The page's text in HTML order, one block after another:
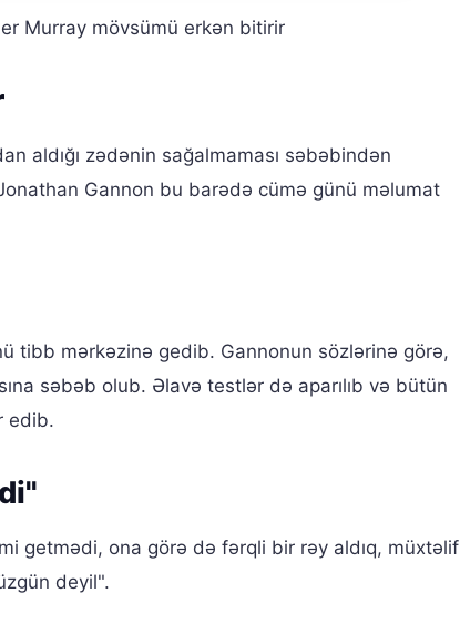
Murray mövsümü erkən bitirir
aldığı zədənin sağalmaması səbəbindən
Gannon bu barədə cümə günü məlumat
tibb mərkəzinə gedib. Gannonun sözlərinə görə,
səbəb olub. Əlavə testlər də aparılıb və bütün
edib.
getmədi, ona görə də fərqli bir rəy aldıq, müxtəlif
deyil".